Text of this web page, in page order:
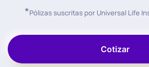
*Pólizas suscritas por Universal Life
Cotizar